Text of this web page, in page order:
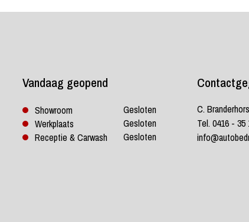
Vandaag geopend
Showroom
Gesloten
Werkplaats
Gesloten
Receptie & Carwash
Gesloten
C.
Tel. 0416 - 35